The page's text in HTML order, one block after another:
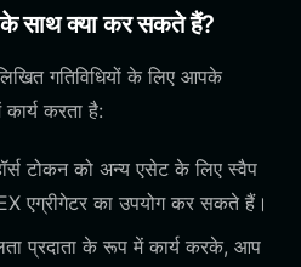
के साथ क्या कर सकते हैं?
गतिविधियों के लिए आपके
करता है:
टोकन को अन्य एसेट के लिए स्वैप
एग्रीगेटर का उपयोग कर सकते हैं।
प्रदाता के रूप में कार्य करके, आप